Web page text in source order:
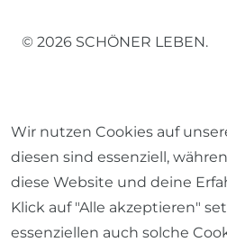
© 2026 SCHÖNER LEBEN.
Wir nutzen Cookies auf
diesen sind essenziell,
diese Website und deine
Klick auf "Alle akzeptieren"
essenziellen auch solche